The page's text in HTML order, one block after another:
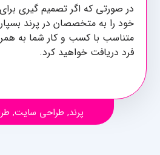
در صورتی که اگر تصمیم گیری
خود را به متخصصان در پرند
متناسب با کسب و کار شما به
فرد دریافت خواهید کرد.
پرند, طراحی سایت,